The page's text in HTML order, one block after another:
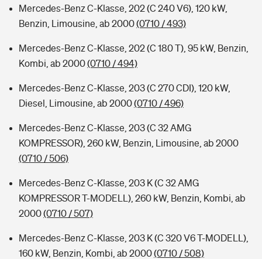
Mercedes-Benz C-Klasse, 202 (C 240 V6), 120 kW,
Benzin, Limousine, ab 2000(0710 / 493)
Mercedes-Benz C-Klasse, 202 (C 180 T), 95 kW, Benzin,
Kombi, ab 2000(0710 / 494)
Mercedes-Benz C-Klasse, 203 (C 270 CDI), 120 kW,
Diesel, Limousine, ab 2000(0710 / 496)
Mercedes-Benz C-Klasse, 203 (C 32 AMG
KOMPRESSOR), 260 kW, Benzin, Limousine, ab 2000
(0710 / 506)
Mercedes-Benz C-Klasse, 203 K (C 32 AMG
KOMPRESSOR T-MODELL), 260 kW, Benzin, Kombi, ab
2000(0710 / 507)
Mercedes-Benz C-Klasse, 203 K (C 320 V6 T-MODELL),
160 kW, Benzin, Kombi, ab 2000(0710 / 508)